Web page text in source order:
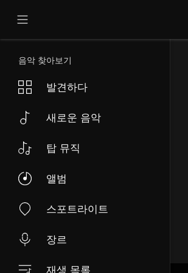
음악 찾아보기
발견하다
새로운 음악
탑 뮤직
앨범
스포트라이트
장르
재생 목록